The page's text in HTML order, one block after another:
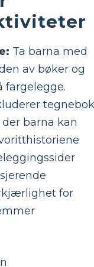
Ta barna med
av bøker og
fargelegge.
barna kan
for